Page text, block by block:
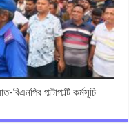
পাল্টাপাল্টি কর্মসূচি